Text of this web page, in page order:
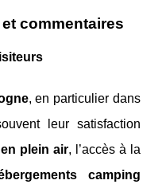
commentaires
, en particulier dans
leur satisfaction
plein air, l’accès à la
camping